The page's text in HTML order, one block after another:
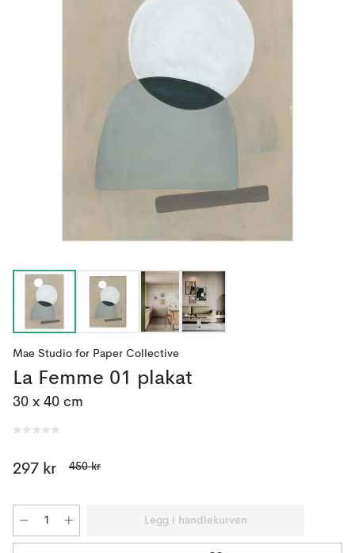
Mae Studio for Paper Collective
La Femme 01 plakat
30 x 40 cm
297 kr 450 kr
Legg i handlekurven